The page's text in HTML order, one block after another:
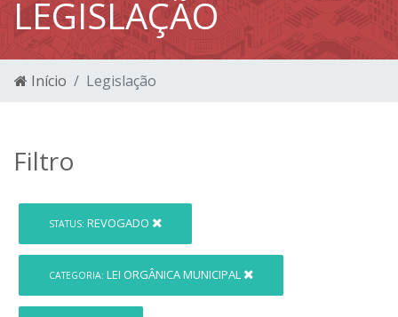
LEGISLAÇÃO
Início Legislação
Filtro
STATUS: REVOGADO
CATEGORIA: LEI ORGÂNICA MUNICIPAL